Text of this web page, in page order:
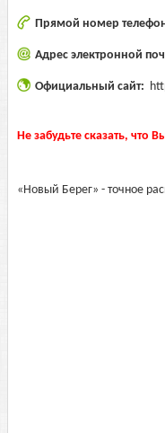
Прямой номер
Адрес электронной
Официальный сайт:
Не забудьте сказать, что
«Новый Берег» - точное